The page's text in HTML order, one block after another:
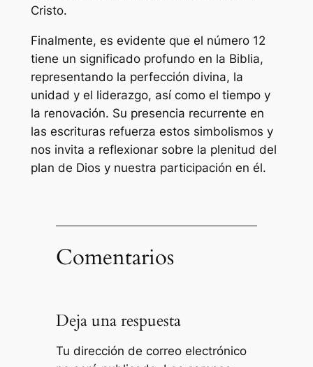
Cristo.
Finalmente, es evidente que el número 12
tiene un significado profundo en la Biblia,
representando la perfección divina, la
unidad y el liderazgo, así como el tiempo y
la renovación. Su presencia recurrente en
las escrituras refuerza estos simbolismos y
nos invita a reflexionar sobre la plenitud del
plan de Dios y nuestra participación en él.
Comentarios
Deja una respuesta
Tu dirección de correo electrónico